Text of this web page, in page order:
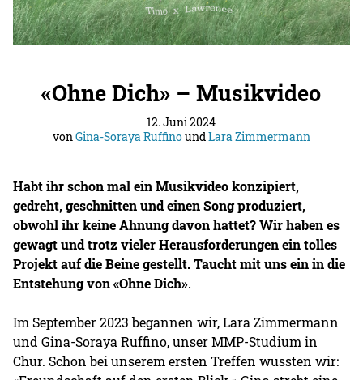
«Ohne Dich» – Musikvideo
12. Juni 2024
vonGina-Soraya RuffinoundLara Zimmermann
Habt ihr schon mal ein Musikvideo konzipiert,
gedreht, geschnitten und einen Song produziert,
obwohl ihr keine Ahnung davon hattet? Wir haben es
gewagt und trotz vieler Herausforderungen ein tolles
Projekt auf die Beine gestellt. Taucht mit uns ein in die
Entstehung von «Ohne Dich».
Im September 2023 begannen wir, Lara Zimmermann
und Gina-Soraya Ruffino, unser MMP-Studium in
Chur. Schon bei unserem ersten Treffen wussten wir: